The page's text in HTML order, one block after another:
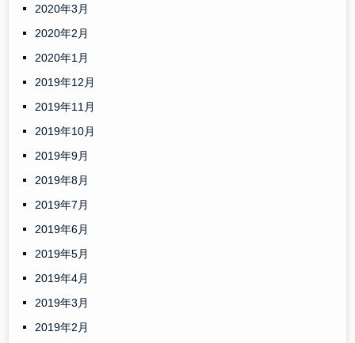
2020年3月
2020年2月
2020年1月
2019年12月
2019年11月
2019年10月
2019年9月
2019年8月
2019年7月
2019年6月
2019年5月
2019年4月
2019年3月
2019年2月